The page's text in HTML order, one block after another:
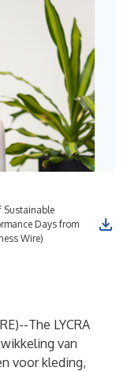
Sustainable
Days from
Wire)
)--The LYCRA
van
voor kleding,